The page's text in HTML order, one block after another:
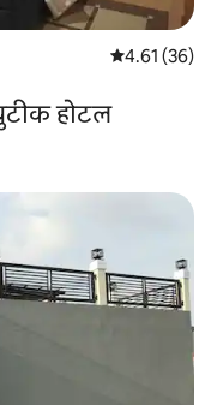
औसत रेटिंग 5 में
4.61 (36)
होटल